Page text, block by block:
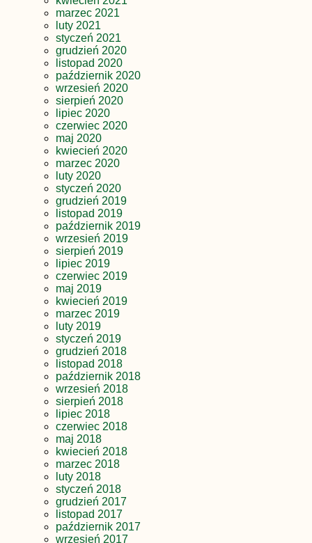
marzec 2021
luty 2021
styczeń 2021
grudzień 2020
listopad 2020
październik 2020
wrzesień 2020
sierpień 2020
lipiec 2020
czerwiec 2020
maj 2020
kwiecień 2020
marzec 2020
luty 2020
styczeń 2020
grudzień 2019
listopad 2019
październik 2019
wrzesień 2019
sierpień 2019
lipiec 2019
czerwiec 2019
maj 2019
kwiecień 2019
marzec 2019
luty 2019
styczeń 2019
grudzień 2018
listopad 2018
październik 2018
wrzesień 2018
sierpień 2018
lipiec 2018
czerwiec 2018
maj 2018
kwiecień 2018
marzec 2018
luty 2018
styczeń 2018
grudzień 2017
listopad 2017
październik 2017
wrzesień 2017